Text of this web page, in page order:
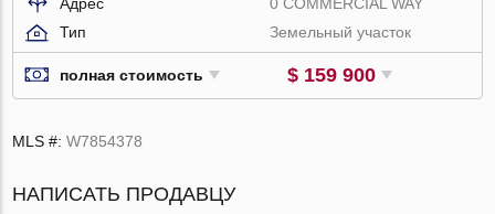
Тип
Земельный участок
полная стоимость $ 159 900
MLS #:W7854378
НАПИСАТЬ ПРОДАВЦУ